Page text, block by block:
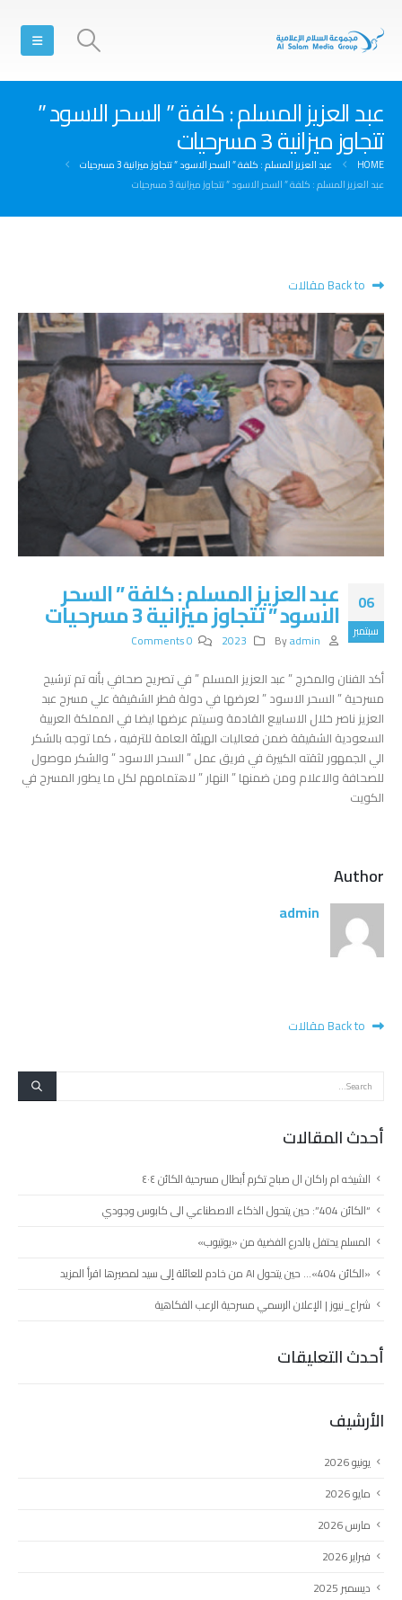
عبد العزيز المسلم : كلفة ” السحر الاسود ”
تتجاوز ميزانية 3 مسرحيات
HOME
عبد العزيز المسلم : كلفة ” السحر الاسود ” تتجاوز ميزانية 3 مسرحيات
عبد العزيز المسلم : كلفة ” السحر الاسود ” تتجاوز ميزانية 3 مسرحيات
06
سبتمبر
عبد العزيز المسلم : كلفة ” السحر
الاسود ” تتجاوز ميزانية 3 مسرحيات
Byadmin
2023
0 Comments
أكد الفنان والمخرج ” عبد العزيز المسلم ” في تصريح صحافي بأنه تم ترشيح
مسرحية ” السحر الاسود ” لعرضها في دولة قطر الشقيقة علي مسرح عبد
العزيز ناصر خلال الاسابيع القادمة وسيتم عرضها ايضا في المملكة العربية
السعودية الشقيقة ضمن فعاليات الهيئة العامة للترفيه ، كما توجه بالشكر
الي الجمهور لثقته الكبيرة في فريق عمل ” السحر الاسود ” والشكر موصول
للصحافة والاعلام ومن ضمنها ” النهار ” لاهتمامهم لكل ما يطور المسرح في
الكويت
Author
admin
أحدث المقالات
الشيخه ام راكان ال صباح تكرم أبطال مسرحية الكائن ٤٠٤
“الكائن 404”: حين يتحول الذكاء الاصطناعي الى كابوس وجودي
المسلم يحتفل بالدرع الفضية من «يوتيوب»
«الكائن 404»… حين يتحول AI من خادم للعائلة إلى سيد لمصيرها اقرأ المزيد
شراع_نيوز | الإعلان الرسمي مسرحية الرعب الفكاهية
أحدث التعليقات
الأرشيف
يونيو 2026
مايو 2026
مارس 2026
فبراير 2026
ديسمبر 2025